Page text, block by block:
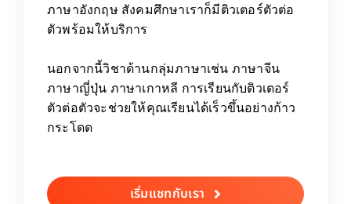
ภาษาอังกฤษ สังคมศึกษาเราก็มีติวเตอร์ตัวต่อ
ตัวพร้อมให้บริการ
นอกจากนี้วิชาด้านกลุ่มภาษาเช่น ภาษาจีน
ภาษาญี่ปุ่น ภาษาเกาหลี การเรียนกับติวเตอร์
ตัวต่อตัวจะช่วยให้คุณเรียนได้เร็วขึ้นอย่างก้าว
กระโดด
เริ่มแชทกับเรา